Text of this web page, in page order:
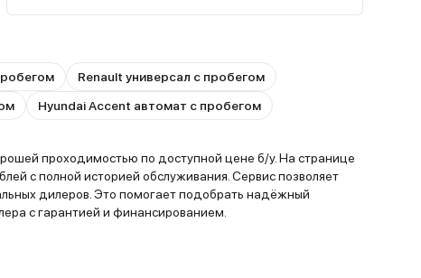
Renault универсал с пробегом
Hyundai Accent автомат с пробегом
проходимостью по доступной цене б/у. На странице
с полной историей обслуживания. Сервис позволяет
дилеров. Это помогает подобрать надёжный
с гарантией и финансированием.